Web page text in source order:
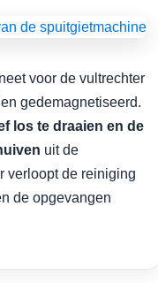
voor de vultrechter
gedemagnetiseerd.
los te draaien en de
uit de
verloopt de reiniging
de opgevangen